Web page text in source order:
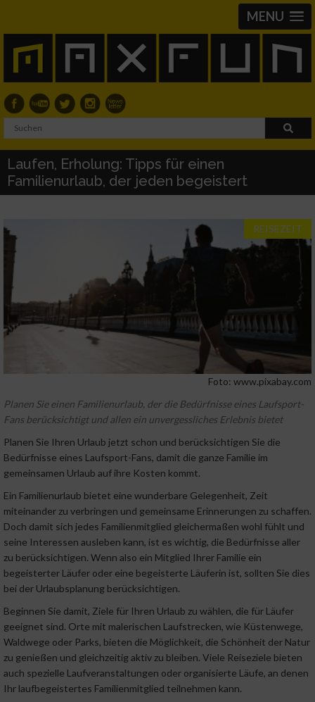
MENU
Laufen, Erholung: Tipps für einen
Familienurlaub, der jeden begeistert
REISEZEIT
Foto: www.pixabay.com
Planen Sie einen Familienurlaub, der die Bedürfnisse eines Laufsport-
Fans berücksichtigt und allen ein unvergessliches Erlebnis bietet
Planen Sie Ihren Urlaub jetzt schon und berücksichtigen Sie die
Bedürfnisse eines Laufsport-Fans, damit die ganze Familie im
gemeinsamen Urlaub auf ihre Kosten kommt.
Ein Familienurlaub bietet eine wunderbare Gelegenheit, Zeit
miteinander zu verbringen und gemeinsame Erinnerungen zu schaffen.
Doch damit sich jedes Familienmitglied gleichermaßen wohl fühlt und
seine Interessen ausleben kann, ist es wichtig, die Bedürfnisse aller
zu berücksichtigen. Wenn also ein Mitglied Ihrer Familie ein
begeisterter Läufer oder eine begeisterte Läuferin ist, sollten Sie dies
bei der Urlaubsplanung berücksichtigen.
Beginnen Sie damit, Ziele für Ihren Urlaub zu wählen, die für Läufer
geeignet sind. Orte mit malerischen Laufstrecken, wie Küstenwege,
Waldwege oder Parks, bieten die Möglichkeit, die Schönheit der Natur
zu genießen und gleichzeitig aktiv zu bleiben. Viele Reiseziele bieten
auch spezielle Laufveranstaltungen oder organisierte Läufe, an denen
Ihr laufbegeistertes Familienmitglied teilnehmen kann.